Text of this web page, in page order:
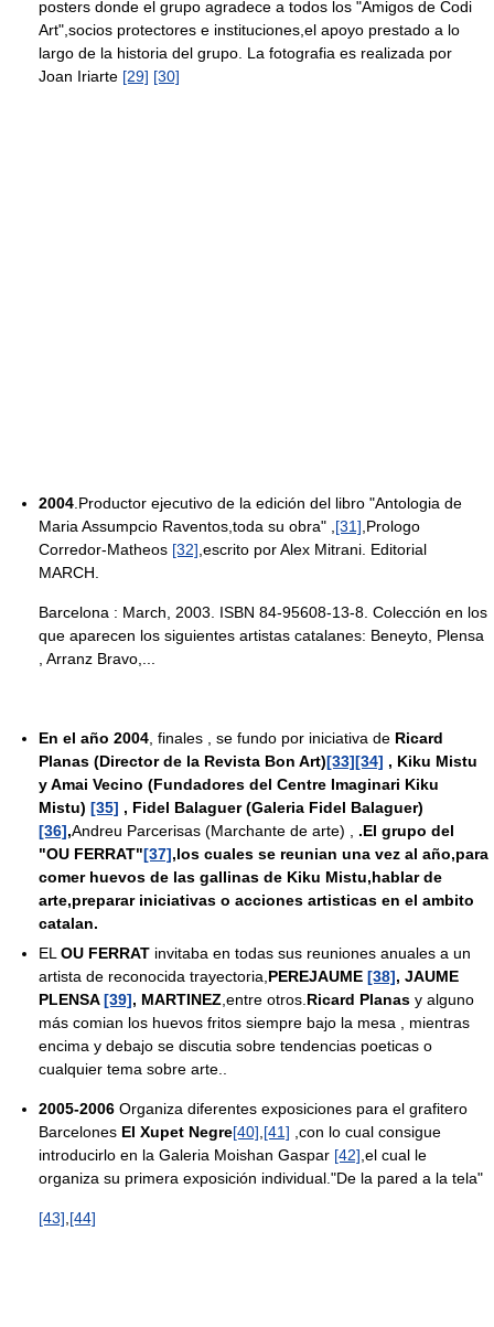
posters donde el grupo agradece a todos los "Amigos de Codi
Art",socios protectores e instituciones,el apoyo prestado a lo
largo de la historia del grupo. La fotografia es realizada por
Joan Iriarte [29] [30]
2004 .Productor ejecutivo de la edición del libro "Antologia de
Maria Assumpcio Raventos,toda su obra" , [31] ,Prologo
Corredor-Matheos [32] ,escrito por Alex Mitrani. Editorial
MARCH.
Barcelona : March, 2003. ISBN 84-95608-13-8. Colección en los
que aparecen los siguientes artistas catalanes: Beneyto, Plensa
, Arranz Bravo,...
En el año 2004 , finales , se fundo por iniciativa de Ricard
Planas (Director de la Revista Bon Art)[33][34] , Kiku Mistu
y Amai Vecino (Fundadores del Centre Imaginari Kiku
Mistu) [35] , Fidel Balaguer (Galeria Fidel Balaguer)
[36],Andreu Parcerisas (Marchante de arte) , .El grupo del
"OU FERRAT"[37],los cuales se reunian una vez al año,para
comer huevos de las gallinas de Kiku Mistu,hablar de
arte,preparar iniciativas o acciones artisticas en el ambito
catalan.
EL OU FERRAT invitaba en todas sus reuniones anuales a un
artista de reconocida trayectoria, PEREJAUME [38], JAUME
PLENSA[39], MARTINEZ ,entre otros. Ricard Planas y alguno
más comian los huevos fritos siempre bajo la mesa , mientras
encima y debajo se discutia sobre tendencias poeticas o
cualquier tema sobre arte..
2005-2006 Organiza diferentes exposiciones para el grafitero
Barcelones El Xupet Negre[40] [41] ,con lo cual consigue
introducirlo en la Galeria Moishan Gaspar [42] ,el cual le
organiza su primera exposición individual."De la pared a la tela"
[43] [44]